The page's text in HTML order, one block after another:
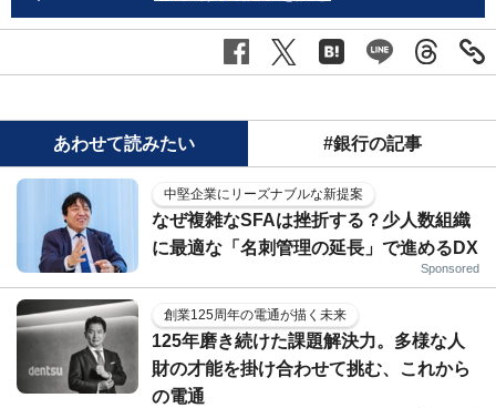
あわせて読みたい #銀行の記事
中堅企業にリーズナブルな新提案
なぜ複雑なSFAは挫折する？少人数組織
に最適な「名刺管理の延長」で進めるDX
Sponsored
創業125周年の電通が描く未来
125年磨き続けた課題解決力。多様な人
財の才能を掛け合わせて挑む、これから
の電通